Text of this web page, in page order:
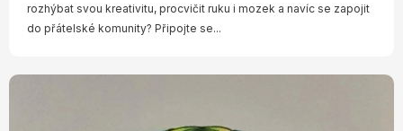
rozhýbat svou kreativitu, procvičit ruku i mozek a navíc se zapojit
do přátelské komunity? Připojte se...